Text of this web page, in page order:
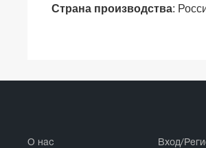
Страна производства:
О нас Вход/